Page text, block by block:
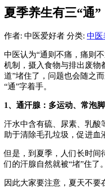
夏季养生有三“通”
作者: 中医爱好者 分类: 中医
中医认为“通则不痛，痛则
机制，摄入食物与排出废物
道”堵住了，问题也会随之
“通”字着手。
1、通汗腺：多运动、常泡脚
汗水中含有硫、尿素、乳酸
助于清除毛孔垃圾，促进血
但是，到夏季，人们长时间
们的汗腺自然就被“堵”住了。
因此大家要注意，夏天不